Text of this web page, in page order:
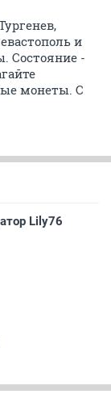
и
Состояние -
монеты. С
Lily76